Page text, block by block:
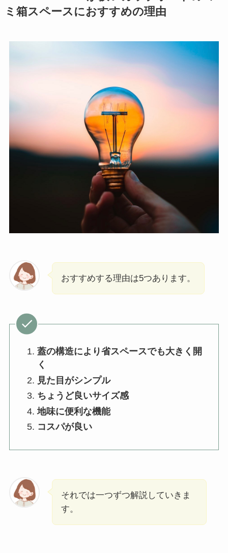
ミ箱スペースにおすすめの理由
おすすめする理由は5つあります。
蓋の構造により省スペースでも大きく開
く
見た目がシンプル
ちょうど良いサイズ感
地味に便利な機能
コスパが良い
それでは一つずつ解説していきま
す。